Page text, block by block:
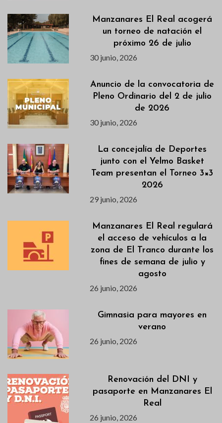
Manzanares El Real acogerá
un torneo de natación el
próximo 26 de julio
30 junio, 2026
Anuncio de la convocatoria de
Pleno Ordinario del 2 de julio
de 2026
30 junio, 2026
La concejalía de Deportes
junto con el Yelmo Basket
Team presentan el Torneo 3×3
2026
29 junio, 2026
Manzanares El Real regulará
el acceso de vehículos a la
zona de El Tranco durante los
fines de semana de julio y
agosto
26 junio, 2026
Gimnasia para mayores en
verano
26 junio, 2026
Renovación del DNI y
pasaporte en Manzanares El
Real
26 junio, 2026